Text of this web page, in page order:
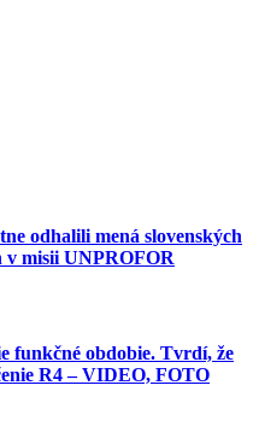
odhalili mená slovenských
misii UNPROFOR
funkčné obdobie. Tvrdí, že
R4 – VIDEO, FOTO